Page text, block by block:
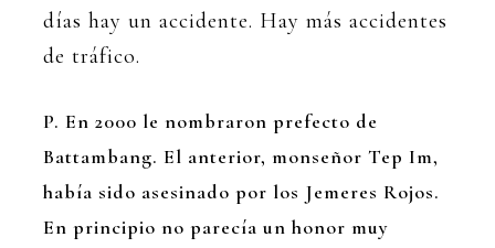
días hay un accidente. Hay más accidentes
de tráfico.
P. En 2000 le nombraron prefecto de
Battambang. El anterior, monseñor Tep Im,
había sido asesinado por los Jemeres Rojos.
En principio no parecía un honor muy